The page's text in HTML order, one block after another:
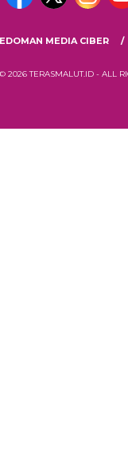
MEDIA CIBER
2026 TERASMALUT.ID - ALL